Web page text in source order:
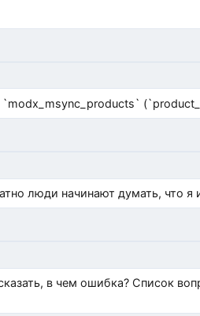
люди начинают думать, что
в чем ошибка? Список